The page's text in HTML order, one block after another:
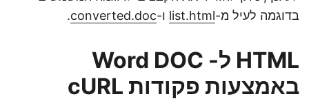
בדוגמה לעיל מ-list.htmlו-converted.doc
.
HTML ל- Word DOC
באמצעות פקודות cURL